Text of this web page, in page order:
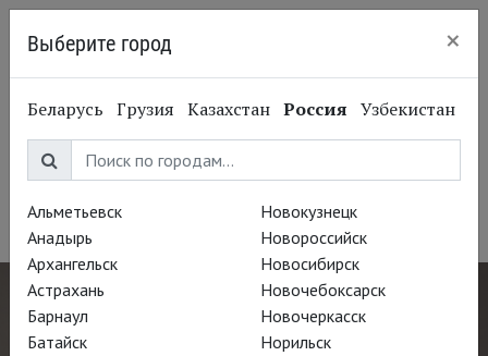
Марианна Кребасса
Marianne Crebassa
Оперная певица, меццо-сопрано
Выберите город ×
Беларусь Грузия Казахстан Россия Узбекистан
Альметьевск
Анадырь
Архангельск
Астрахань
Барнаул
Батайск
Новокузнецк
Новороссийск
Новосибирск
Новочебоксарск
Новочеркасск
Норильск